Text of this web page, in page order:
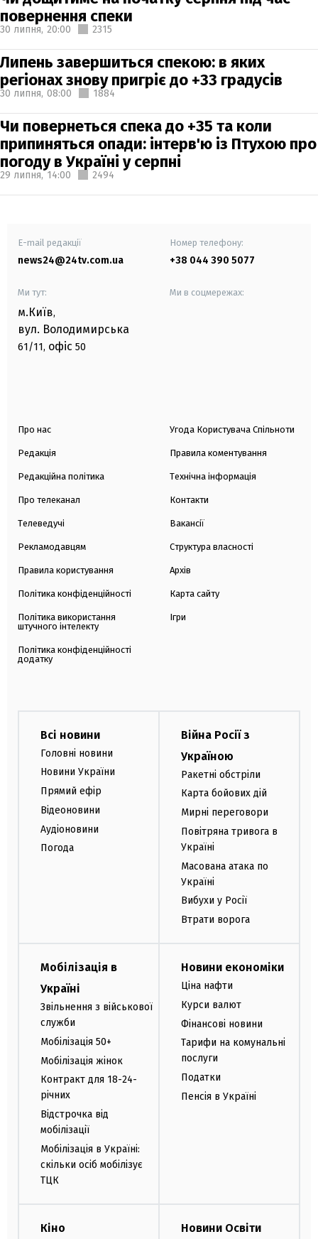
повернення спеки
30 липня, 20:00 2315
Липень завершиться спекою: в яких
регіонах знову пригріє до +33 градусів
30 липня, 08:00 1884
Чи повернеться спека до +35 та коли
припиняться опади: інтерв'ю із Птухою про
погоду в Україні у серпні
29 липня, 14:00 2494
E-mail редакції
news24@24tv.com.ua
Номер телефону:
+38 044 390 5077
Ми тут:
м.Київ,
вул. Володимирська
61/11, офіс 50
Ми в соцмережах:
Про нас
Редакція
Редакційна політика
Про телеканал
Телеведучі
Рекламодавцям
Правила користування
Політика конфіденційності
Політика використання
штучного інтелекту
Політика конфіденційності
додатку
Угода Користувача Спільноти
Правила коментування
Технічна інформація
Контакти
Вакансії
Структура власності
Архів
Карта сайту
Ігри
Всі новини
Головні новини
Новини України
Прямий ефір
Відеоновини
Аудіоновини
Погода
Війна Росії з
Україною
Ракетні обстріли
Карта бойових дій
Мирні переговори
Повітряна тривога в
Україні
Масована атака по
Україні
Вибухи у Росії
Втрати ворога
Мобілізація в
Україні
Звільнення з військової
служби
Мобілізація 50+
Мобілізація жінок
Контракт для 18-24-
річних
Відстрочка від
мобілізації
Мобілізація в Україні:
скільки осіб мобілізує
ТЦК
Новини економіки
Ціна нафти
Курси валют
Фінансові новини
Тарифи на комунальні
послуги
Податки
Пенсія в Україні
Кіно Новини Освіти